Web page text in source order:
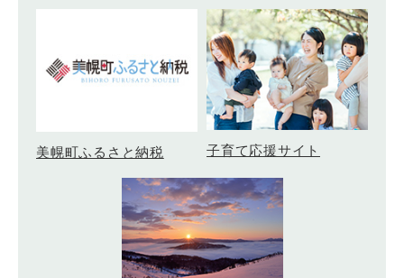
美幌町ふるさと納税 子育て応援サイト